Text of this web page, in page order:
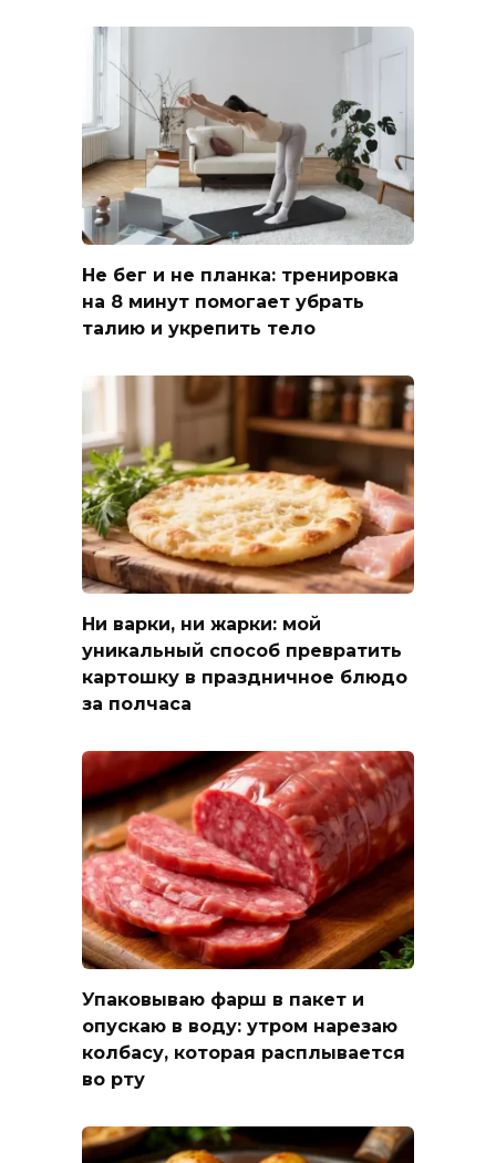
Не бег и не планка: тренировка
на 8 минут помогает убрать
талию и укрепить тело
Ни варки, ни жарки: мой
уникальный способ превратить
картошку в праздничное блюдо
за полчаса
Упаковываю фарш в пакет и
опускаю в воду: утром нарезаю
колбасу, которая расплывается
во рту